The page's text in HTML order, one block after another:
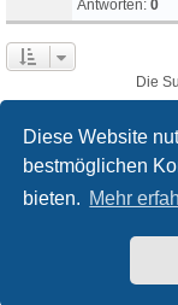
Diese Website
bestmöglichen
bieten. Mehr
Antworten: 0
Die
Foren-Übersicht
® Forum
created